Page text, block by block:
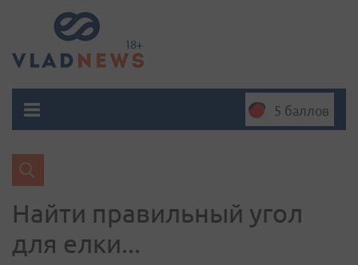
5 баллов
Найти правильный угол
для елки...